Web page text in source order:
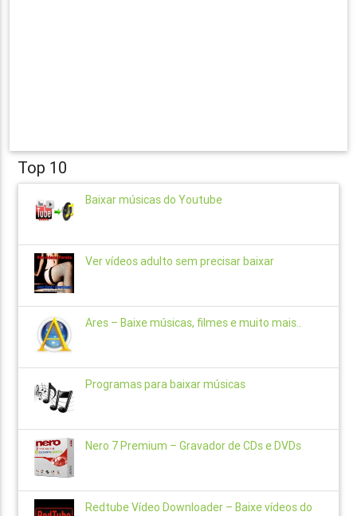
Top 10
Baixar músicas do Youtube
Ver vídeos adulto sem precisar baixar
Ares – Baixe músicas, filmes e muito mais..
Programas para baixar músicas
Nero 7 Premium – Gravador de CDs e DVDs
Redtube Vídeo Downloader – Baixe vídeos do